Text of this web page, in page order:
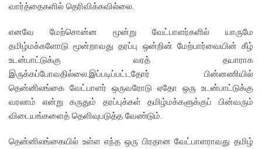
வார்த்தைகளில் தெரிவிக்கவில்லை.
எனவே மேற்சொன்ன மூன்று வேட்பாளர்களில் யாருமே
தமிழ்மக்களோடு மூன்றாவது தரப்பு ஒன்றின் மேற்பார்வையின் கீழ்
உடன்பாட்டுக்கு வரத் தயாராக
இருக்கப்போவதில்லை.இப்படிப்பட்டதோர் பின்னணியில்
தென்னிலங்கை வேட்பாளர் ஒருவரோடு ஏதோ ஒரு உடன்பாட்டுக்கு
வரலாம் என்று கருதும் தரப்புக்கள் தமிழ்மக்களுக்குப் பின்வரும்
விடையங்களைத் தெளிவுபடுத்த வேண்டும்.
தென்னிலங்கையில் உள்ள எந்த ஒரு பிரதான வேட்பாளராவது தமிழ்